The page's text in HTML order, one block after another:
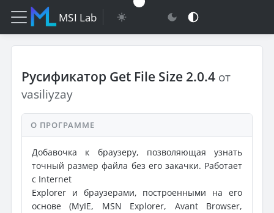
MSI Lab
Русификатор Get File Size 2.0.4 от
vasiliyzay
О ПРОГРАММЕ
Добавочка к браузеру, позволяющая узнать
точный размер файла без его закачки. Работает
с Internet
Explorer и браузерами, построенными на его
основе (MyIE, MSN Explorer, Avant Browser,